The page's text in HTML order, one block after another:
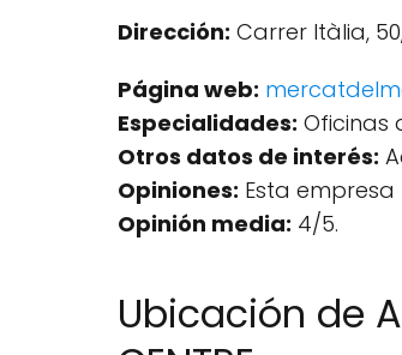
Dirección: Carrer Itàlia,
Página web:
Especialidades: Oficinas
Otros datos de interés:
Opiniones: Esta empresa
Opinión media: 4/5.
Ubicación de